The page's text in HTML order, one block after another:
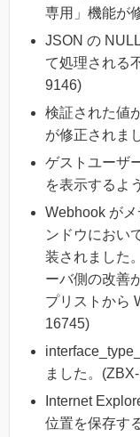
専用」機能が
JSON の
て処理される
9146)
検証された値
が修正されま
ゲストユーザ
を表示するよ
Webhook が
ンドウにおい
装されました
ーバ側の改善
プリストから
16745)
ました。
Internet
位置を保存す